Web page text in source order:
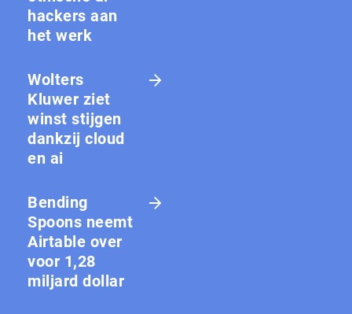
hackers aan
het werk
Wolters
Kluwer ziet
winst stijgen
dankzij cloud
en ai
Bending
Spoons neemt
Airtable over
voor 1,28
miljard dollar